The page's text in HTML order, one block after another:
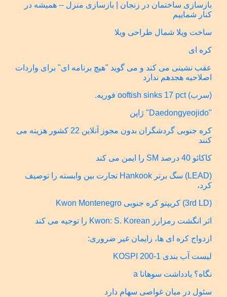
بازسازی ساختمان در زنجان | بازسازی منزل -- همیشه در
کنار شماییم
ساخت ویلا شمال طراحی ویلا
کره ای
عقب نشینی می کند و می گوید "هیچ برنامه ای" برای واردات
اصلاحیه هجدهم ندارد
(سرب) ooftish sinks 17 pct فوریه.
"Daedongyeojido" ژاپن
کره جنوبی گردشگران بدون مجوز آنلاین 22 کشور هزینه می
کنند
کاکائو 40 درصد SM را ایمن می کند
(LEAD) سگ برتر Hankook تجارت بین وابسته را توصیف
کرد،
(3rd LD) کریپتو کره جنوبی Kwon Montenegro
اثر انگشت رمزارز Kwon: S. Korean را توجیه می کند
ازدواج کره ای ها، زایمان غیر ضروری:
لیست آب بندی KOSPI 200-1
نگاه؟ یادداشت سوهانا a
سئول در میان غواصی سهام دارد